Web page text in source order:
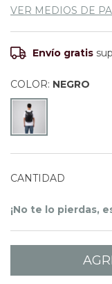
VER MEDIOS DE
Envío gratis
COLOR: NEGRO
CANTIDAD
¡No te lo pierdas,